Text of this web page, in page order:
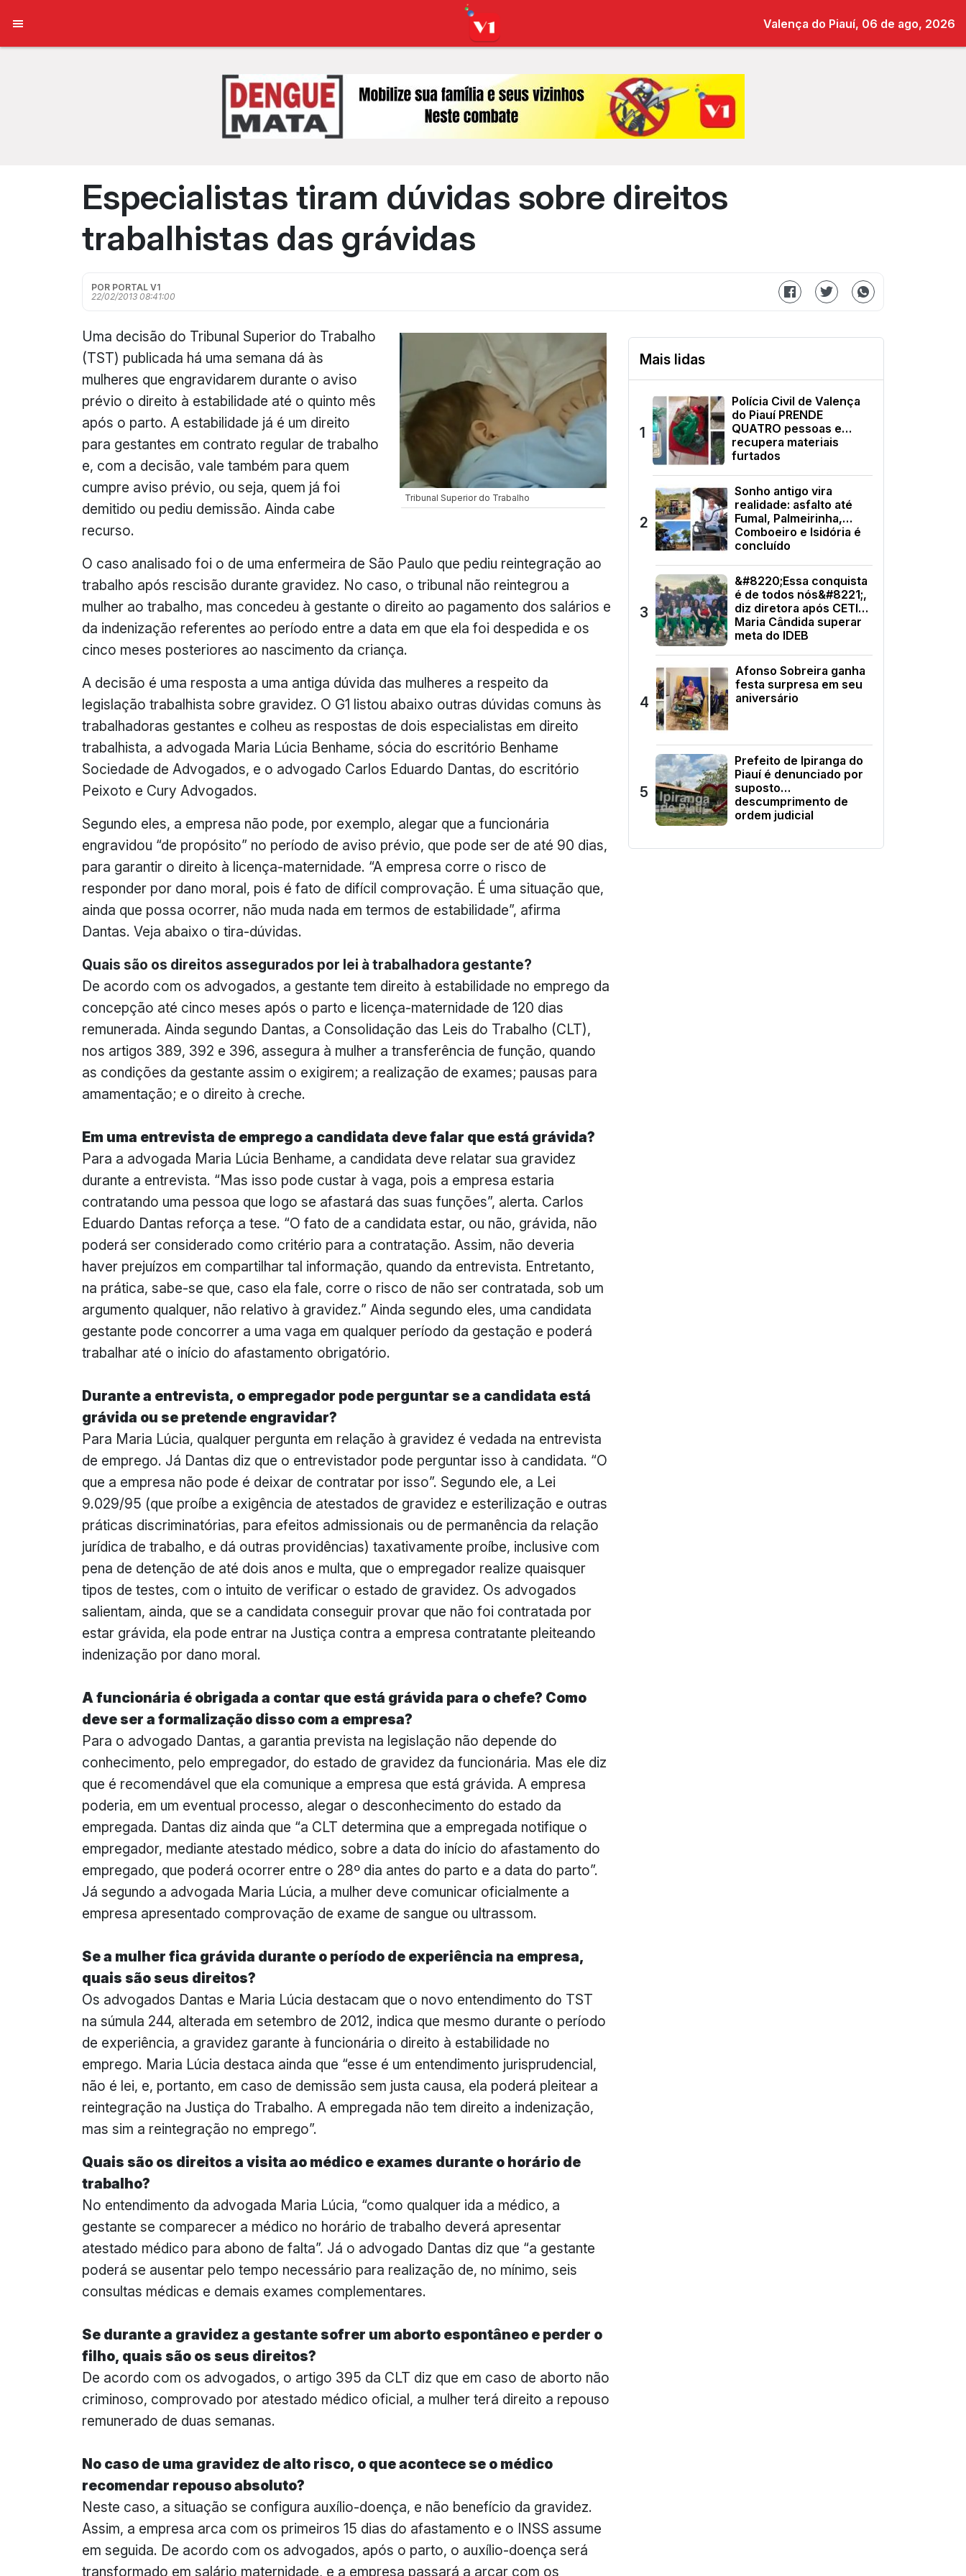
Valença do Piauí, 06 de ago, 2026
Especialistas tiram dúvidas sobre direitos
trabalhistas das grávidas
POR PORTAL V1
22/02/2013 08:41:00
Tribunal Superior do Trabalho
Uma decisão do Tribunal Superior do Trabalho
(TST) publicada há uma semana dá às
mulheres que engravidarem durante o aviso
prévio o direito à estabilidade até o quinto mês
após o parto. A estabilidade já é um direito
para gestantes em contrato regular de trabalho
e, com a decisão, vale também para quem
cumpre aviso prévio, ou seja, quem já foi
demitido ou pediu demissão. Ainda cabe
recurso.
O caso analisado foi o de uma enfermeira de São Paulo que pediu reintegração ao
trabalho após rescisão durante gravidez. No caso, o tribunal não reintegrou a
mulher ao trabalho, mas concedeu à gestante o direito ao pagamento dos salários e
da indenização referentes ao período entre a data em que ela foi despedida e os
cinco meses posteriores ao nascimento da criança.
A decisão é uma resposta a uma antiga dúvida das mulheres a respeito da
legislação trabalhista sobre gravidez. O G1 listou abaixo outras dúvidas comuns às
trabalhadoras gestantes e colheu as respostas de dois especialistas em direito
trabalhista, a advogada Maria Lúcia Benhame, sócia do escritório Benhame
Sociedade de Advogados, e o advogado Carlos Eduardo Dantas, do escritório
Peixoto e Cury Advogados.
Segundo eles, a empresa não pode, por exemplo, alegar que a funcionária
engravidou “de propósito” no período de aviso prévio, que pode ser de até 90 dias,
para garantir o direito à licença-maternidade. “A empresa corre o risco de
responder por dano moral, pois é fato de difícil comprovação. É uma situação que,
ainda que possa ocorrer, não muda nada em termos de estabilidade”, afirma
Dantas. Veja abaixo o tira-dúvidas.
Quais são os direitos assegurados por lei à trabalhadora gestante?
De acordo com os advogados, a gestante tem direito à estabilidade no emprego da
concepção até cinco meses após o parto e licença-maternidade de 120 dias
remunerada. Ainda segundo Dantas, a Consolidação das Leis do Trabalho (CLT),
nos artigos 389, 392 e 396, assegura à mulher a transferência de função, quando
as condições da gestante assim o exigirem; a realização de exames; pausas para
amamentação; e o direito à creche.
Em uma entrevista de emprego a candidata deve falar que está grávida?
Para a advogada Maria Lúcia Benhame, a candidata deve relatar sua gravidez
durante a entrevista. “Mas isso pode custar à vaga, pois a empresa estaria
contratando uma pessoa que logo se afastará das suas funções”, alerta. Carlos
Eduardo Dantas reforça a tese. “O fato de a candidata estar, ou não, grávida, não
poderá ser considerado como critério para a contratação. Assim, não deveria
haver prejuízos em compartilhar tal informação, quando da entrevista. Entretanto,
na prática, sabe-se que, caso ela fale, corre o risco de não ser contratada, sob um
argumento qualquer, não relativo à gravidez.” Ainda segundo eles, uma candidata
gestante pode concorrer a uma vaga em qualquer período da gestação e poderá
trabalhar até o início do afastamento obrigatório.
Durante a entrevista, o empregador pode perguntar se a candidata está
grávida ou se pretende engravidar?
Para Maria Lúcia, qualquer pergunta em relação à gravidez é vedada na entrevista
de emprego. Já Dantas diz que o entrevistador pode perguntar isso à candidata. “O
que a empresa não pode é deixar de contratar por isso”. Segundo ele, a Lei
9.029/95 (que proíbe a exigência de atestados de gravidez e esterilização e outras
práticas discriminatórias, para efeitos admissionais ou de permanência da relação
jurídica de trabalho, e dá outras providências) taxativamente proíbe, inclusive com
pena de detenção de até dois anos e multa, que o empregador realize quaisquer
tipos de testes, com o intuito de verificar o estado de gravidez. Os advogados
salientam, ainda, que se a candidata conseguir provar que não foi contratada por
estar grávida, ela pode entrar na Justiça contra a empresa contratante pleiteando
indenização por dano moral.
A funcionária é obrigada a contar que está grávida para o chefe? Como
deve ser a formalização disso com a empresa?
Para o advogado Dantas, a garantia prevista na legislação não depende do
conhecimento, pelo empregador, do estado de gravidez da funcionária. Mas ele diz
que é recomendável que ela comunique a empresa que está grávida. A empresa
poderia, em um eventual processo, alegar o desconhecimento do estado da
empregada. Dantas diz ainda que “a CLT determina que a empregada notifique o
empregador, mediante atestado médico, sobre a data do início do afastamento do
empregado, que poderá ocorrer entre o 28º dia antes do parto e a data do parto”.
Já segundo a advogada Maria Lúcia, a mulher deve comunicar oficialmente a
empresa apresentado comprovação de exame de sangue ou ultrassom.
Se a mulher fica grávida durante o período de experiência na empresa,
quais são seus direitos?
Os advogados Dantas e Maria Lúcia destacam que o novo entendimento do TST
na súmula 244, alterada em setembro de 2012, indica que mesmo durante o período
de experiência, a gravidez garante à funcionária o direito à estabilidade no
emprego. Maria Lúcia destaca ainda que “esse é um entendimento jurisprudencial,
não é lei, e, portanto, em caso de demissão sem justa causa, ela poderá pleitear a
reintegração na Justiça do Trabalho. A empregada não tem direito a indenização,
mas sim a reintegração no emprego”.
Quais são os direitos a visita ao médico e exames durante o horário de
trabalho?
No entendimento da advogada Maria Lúcia, “como qualquer ida a médico, a
gestante se comparecer a médico no horário de trabalho deverá apresentar
atestado médico para abono de falta”. Já o advogado Dantas diz que “a gestante
poderá se ausentar pelo tempo necessário para realização de, no mínimo, seis
consultas médicas e demais exames complementares.
Se durante a gravidez a gestante sofrer um aborto espontâneo e perder o
filho, quais são os seus direitos?
De acordo com os advogados, o artigo 395 da CLT diz que em caso de aborto não
criminoso, comprovado por atestado médico oficial, a mulher terá direito a repouso
remunerado de duas semanas.
No caso de uma gravidez de alto risco, o que acontece se o médico
recomendar repouso absoluto?
Neste caso, a situação se configura auxílio-doença, e não benefício da gravidez.
Assim, a empresa arca com os primeiros 15 dias do afastamento e o INSS assume
em seguida. De acordo com os advogados, após o parto, o auxílio-doença será
transformado em salário maternidade, e a empresa passará a arcar com os
Mais lidas
1
Polícia Civil de Valença
do Piauí PRENDE
QUATRO pessoas e
recupera materiais
furtados
2
Sonho antigo vira
realidade: asfalto até
Fumal, Palmeirinha,
Comboeiro e Isidória é
concluído
3
&#8220;Essa conquista
é de todos nós&#8221;,
diz diretora após CETI
Maria Cândida superar
meta do IDEB
4
Afonso Sobreira ganha
festa surpresa em seu
aniversário
5
Prefeito de Ipiranga do
Piauí é denunciado por
suposto
descumprimento de
ordem judicial